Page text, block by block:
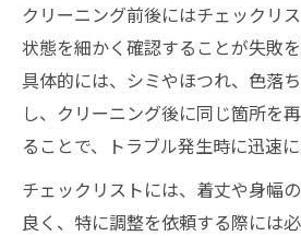
クリーニング前後にはチェックリ
状態を細かく確認することが失敗を
具体的には、シミやほつれ、色落
し、クリーニング後に同じ箇所を
ることで、トラブル発生時に迅速に
チェックリストには、着丈や身幅
良く、特に調整を依頼する際には